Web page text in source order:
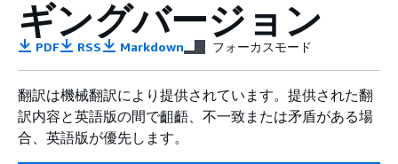
ギングバージョン
PDF RSS Markdown フォーカスモード
翻訳は機械翻訳により提供されています。提供された翻
訳内容と英語版の間で齟齬、不一致または矛盾がある場
合、英語版が優先します。